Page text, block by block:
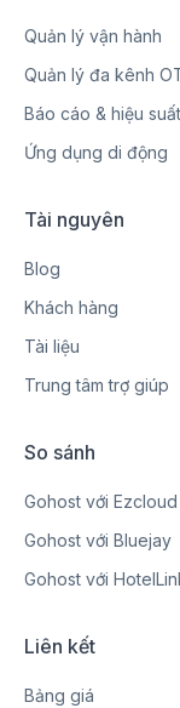
Quản lý vận hành
Quản lý đa kênh
Báo cáo & hiệu suất
Ứng dụng di động
Tài nguyên
Blog
Khách hàng
Tài liệu
Trung tâm trợ giúp
So sánh
Gohost với Ezcloud
Gohost với Bluejay
Gohost với
Liên kết
Bảng giá